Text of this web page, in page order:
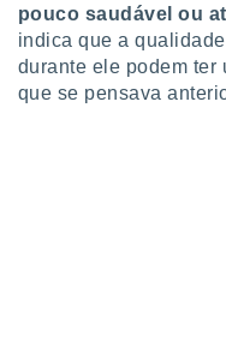
como a
este sitio
IP e
pouco saudável ou
indica que a
durante ele podem ter
que se pensava